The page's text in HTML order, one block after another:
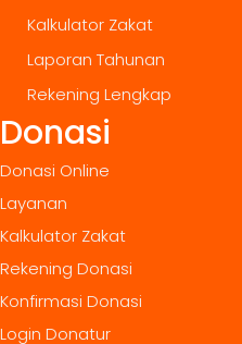
Kalkulator Zakat
Laporan Tahunan
Rekening Lengkap
Donasi
Donasi Online
Layanan
Kalkulator Zakat
Rekening Donasi
Konfirmasi Donasi
Login Donatur